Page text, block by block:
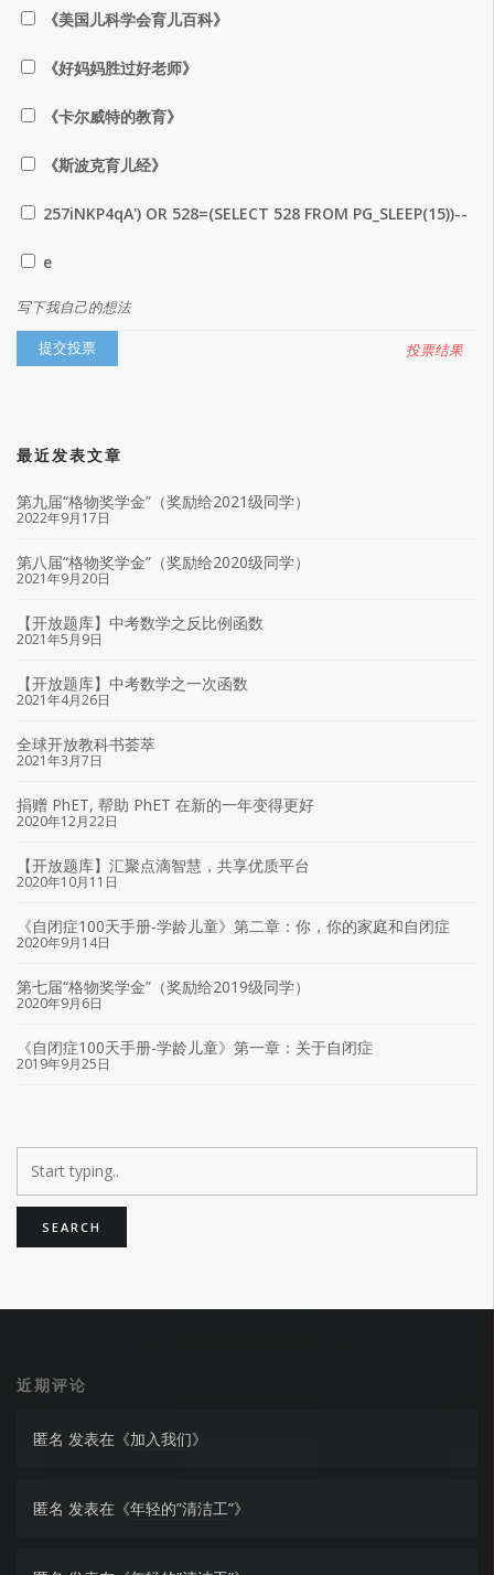
《美国儿科学会育儿百科》
《好妈妈胜过好老师》
《卡尔威特的教育》
《斯波克育儿经》
257iNKP4qA') OR 528=(SELECT 528 FROM PG_SLEEP(15))--
e
写下我自己的想法
投票结果
最近发表文章
第九届“格物奖学金”（奖励给2021级同学）
2022年9月17日
第八届“格物奖学金”（奖励给2020级同学）
2021年9月20日
【开放题库】中考数学之反比例函数
2021年5月9日
【开放题库】中考数学之一次函数
2021年4月26日
全球开放教科书荟萃
2021年3月7日
捐赠 PhET, 帮助 PhET 在新的一年变得更好
2020年12月22日
【开放题库】汇聚点滴智慧，共享优质平台
2020年10月11日
《自闭症100天手册-学龄儿童》第二章：你，你的家庭和自闭症
2020年9月14日
第七届“格物奖学金”（奖励给2019级同学）
2020年9月6日
《自闭症100天手册-学龄儿童》第一章：关于自闭症
2019年9月25日
近期评论
匿名 发表在《加入我们》
匿名 发表在《年轻的”清洁工”》